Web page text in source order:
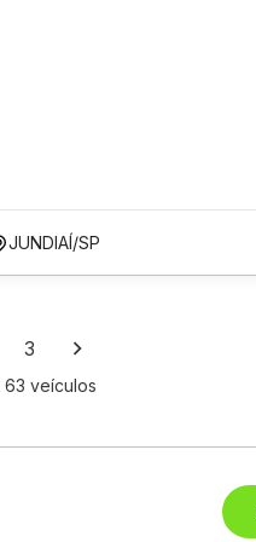
JUNDIAÍ/SP
3
63 veículos